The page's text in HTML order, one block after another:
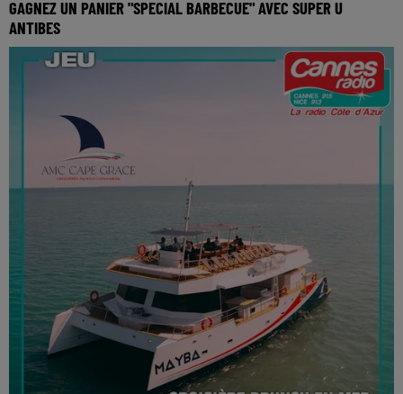
GAGNEZ UN PANIER "SPECIAL BARBECUE" AVEC SUPER U
ANTIBES